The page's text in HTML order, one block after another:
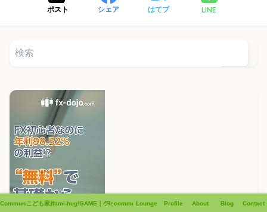
ポスト シェア はてブ LINE
Communityこども家庭支援fami-hug!!GAME｜ゲームRecommendLounge Profile About Blog Contact